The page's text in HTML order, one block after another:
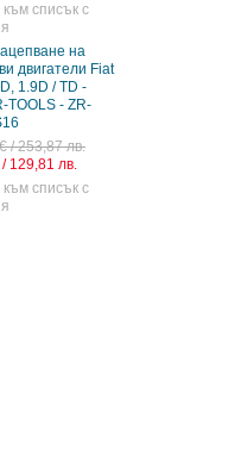
списък с
на
двигатели Fiat
1.9D / TD -
TOOLS - ZR-
/ 253,87 лв.
129,81 лв.
списък с